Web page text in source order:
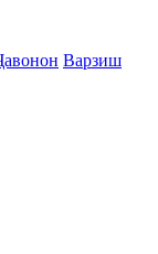
Варзиш